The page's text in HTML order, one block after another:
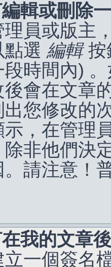
輯或刪除
理員或版主
選 編輯按
時間內)
會在文章
您修改的
，在管理
非他們決
請注意！
我的文章
一個簽名